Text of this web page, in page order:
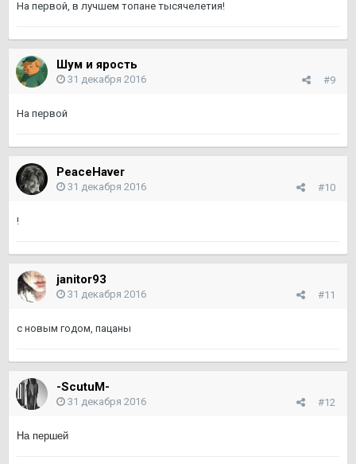
На первой, в лучшем топане тысячелетия!
Шум и ярость
#9
31 декабря 2016
На первой
PeaceHaver
#10
31 декабря 2016
!
janitor93
#11
31 декабря 2016
с новым годом, пацаны
-ScutuM-
#12
31 декабря 2016
На першей